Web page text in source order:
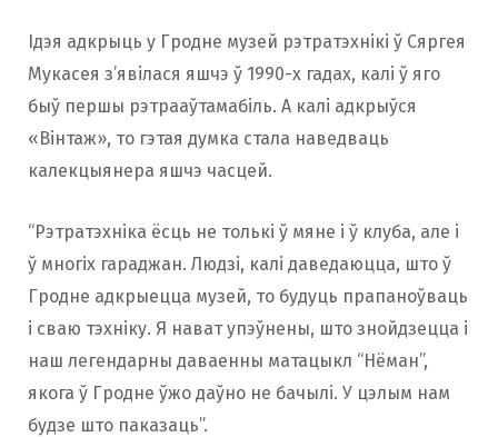
Ідэя адкрыць у Гродне музей рэтратэхнікі ў Сяргея
Мукасея з’явілася яшчэ ў 1990-х гадах, калі ў яго
быў першы рэтрааўтамабіль. А калі адкрыўся
«Вінтаж», то гэтая думка стала наведваць
калекцыянера яшчэ часцей.
“Рэтратэхніка ёсць не толькі ў мяне і ў клуба, але і
ў многіх гараджан. Людзі, калі даведаюцца, што ў
Гродне адкрыецца музей, то будуць прапаноўваць
і сваю тэхніку. Я нават упэўнены, што знойдзецца і
наш легендарны даваенны матацыкл “Нёман”,
якога ў Гродне ўжо даўно не бачылі. У цэлым нам
будзе што паказаць”.